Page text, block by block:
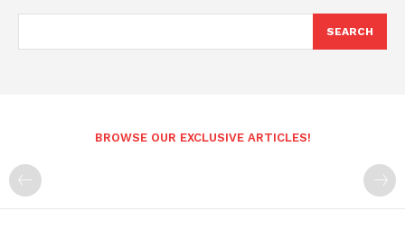
SEARCH
BROWSE OUR EXCLUSIVE ARTICLES!